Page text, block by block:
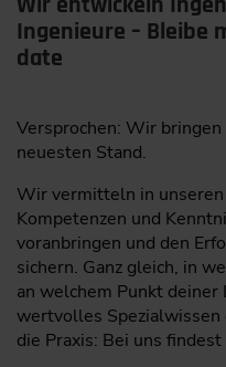
Ingenieure –
date
Versprochen: Wir
neuesten Stand.
Wir vermitteln in
Kompetenzen und
voranbringen und den
sichern. Ganz gleich, in
an welchem Punkt deiner
wertvolles
die Praxis: Bei uns findest